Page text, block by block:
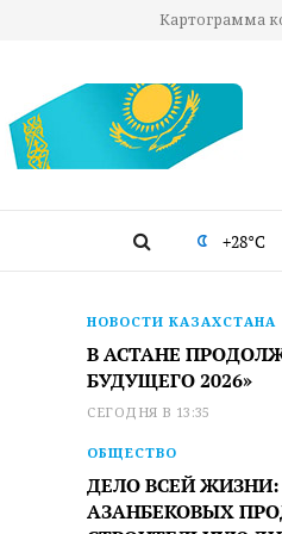
Картограмма
+28°C
НОВОСТИ КАЗАХСТАНА
В АСТАНЕ
БУДУЩЕГО 2026»
СЕГОДНЯ В 13:35
ОБЩЕСТВО
ДЕЛО ВСЕЙ
АЗАНБЕКОВЫХ